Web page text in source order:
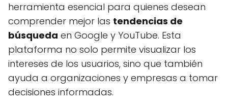
herramienta esencial para quienes desean
comprender mejor las tendencias de
búsqueda en Google y YouTube. Esta
plataforma no solo permite visualizar los
intereses de los usuarios, sino que también
ayuda a organizaciones y empresas a tomar
decisiones informadas.